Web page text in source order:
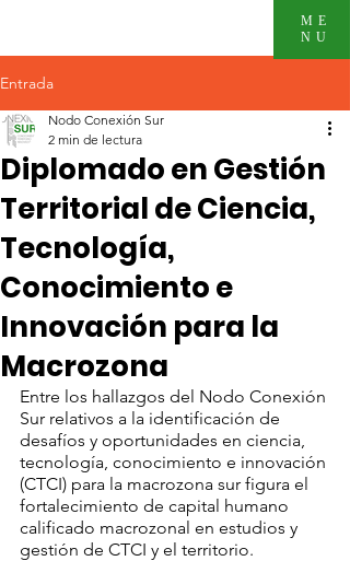
ME
NU
Entrada
Diplomado en Gestión
Territorial de Ciencia,
Tecnología,
Conocimiento e
Innovación para la
Macrozona
Nodo Conexión Sur
2 min de lectura
Entre los hallazgos del Nodo Conexión
Sur relativos a la identificación de
desafíos y oportunidades en ciencia,
tecnología, conocimiento e innovación
(CTCI) para la macrozona sur figura el
fortalecimiento de capital humano
calificado macrozonal en estudios y
gestión de CTCI y el territorio.